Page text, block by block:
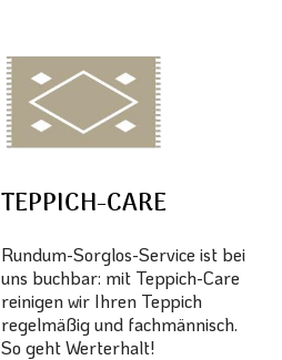
TEPPICH-CARE
Rundum-Sorglos-Service ist bei
uns buchbar: mit Teppich-Care
reinigen wir Ihren Teppich
regelmäßig und fachmännisch.
So geht Werterhalt!